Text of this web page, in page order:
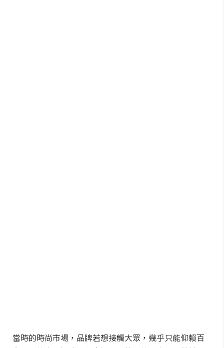
當時的時尚市場，品牌若想接觸大眾，幾乎只能仰賴百